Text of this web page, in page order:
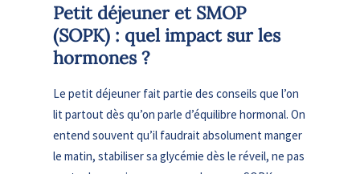
Petit déjeuner et SMOP
(SOPK) : quel impact sur les
hormones ?
Le petit déjeuner fait partie des conseils que l’on
lit partout dès qu’on parle d’équilibre hormonal. On
entend souvent qu’il faudrait absolument manger
le matin, stabiliser sa glycémie dès le réveil, ne pas